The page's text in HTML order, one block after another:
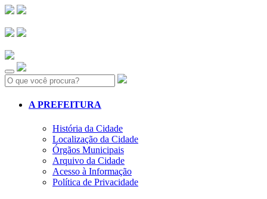
Search:
A PREFEITURA
História da Cidade
Localização da Cidade
Órgãos Municipais
Arquivo da Cidade
Acesso à Informação
Política de Privacidade